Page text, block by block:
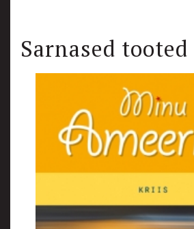
Sarnased tooted